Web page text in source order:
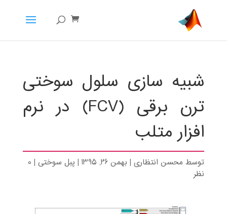
شبیه سازی سلول سوختی
ترن برقی (FCV) در نرم
افزار متلب
توسط محسن انتظاری| بهمن 26, 1395 | پبل سوختی|
0
نظر